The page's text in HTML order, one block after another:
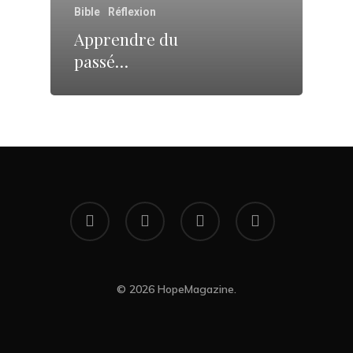
Bible Réflexion
Apprendre du
passé…
facebook youtube RSS instagram
© 2026 HopeMagazine.